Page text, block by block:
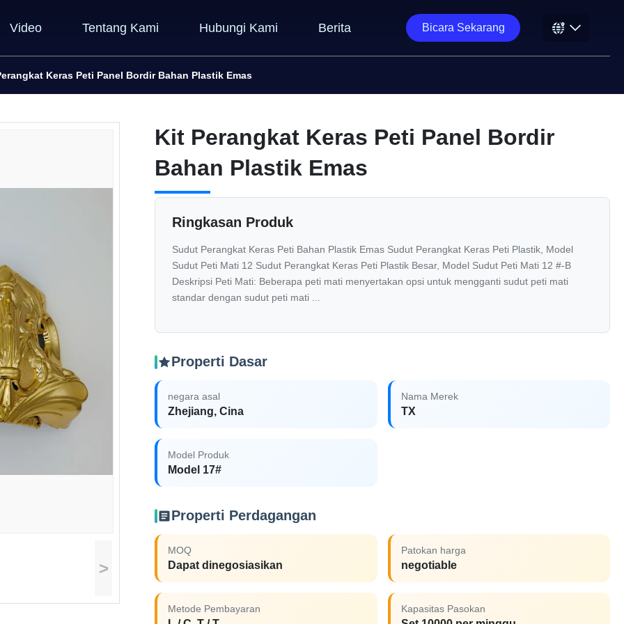
Video Tentang Kami Hubungi Kami Berita Bicara Sekarang
Keras Peti Panel Bordir Bahan Plastik Emas
>
Kit Perangkat Keras Peti Panel Bordir
Bahan Plastik Emas
Ringkasan Produk
Sudut Perangkat Keras Peti Bahan Plastik Emas Sudut Perangkat Keras Peti Plastik, Model
Sudut Peti Mati 12 Sudut Perangkat Keras Peti Plastik Besar, Model Sudut Peti Mati 12 #-B
Deskripsi Peti Mati: Beberapa peti mati menyertakan opsi untuk mengganti sudut peti mati
standar dengan sudut peti mati ...
Properti Dasar
negara asal
Zhejiang, Cina
Nama Merek
TX
Model Produk
Model 17#
Properti Perdagangan
MOQ
Dapat dinegosiasikan
Patokan harga
negotiable
Metode Pembayaran Kapasitas Pasokan